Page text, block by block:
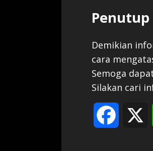
Penutup
Demikian
cara
Semoga
Silakan cari
Facebook